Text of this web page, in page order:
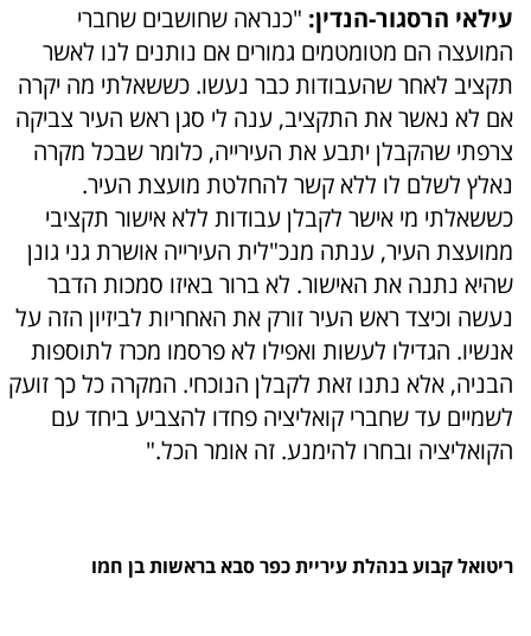
עילאי הרסגור-הנדין: "כנראה שחושבים שחברי
המועצה הם מטומטמים גמורים אם נותנים לנו לאשר
תקציב לאחר שהעבודות כבר נעשו. כששאלתי מה יקרה
אם לא נאשר את התקציב, ענה לי סגן ראש העיר צביקה
צרפתי שהקבלן יתבע את העירייה, כלומר שבכל מקרה
נאלץ לשלם לו ללא קשר להחלטת מועצת העיר.
כששאלתי מי אישר לקבלן עבודות ללא אישור תקציבי
ממועצת העיר, ענתה מנכ"לית העירייה אושרת גני גונן
שהיא נתנה את האישור. לא ברור באיזו סמכות הדבר
נעשה וכיצד ראש העיר זורק את האחריות לביזיון הזה על
אנשיו. הגדילו לעשות ואפילו לא פרסמו מכרז לתוספות
הבניה, אלא נתנו זאת לקבלן הנוכחי. המקרה כל כך זועק
לשמיים עד שחברי קואליציה פחדו להצביע ביחד עם
הקואליציה ובחרו להימנע. זה אומר הכל."
ריטואל קבוע בנהלת עיריית כפר סבא בראשות בן חמו